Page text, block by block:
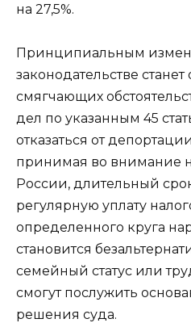
на 27,5%.
Принципиальным
законодательстве станет
смягчающих
дел по указанным 45
отказаться от
принимая во внимание
России, длительный
регулярную уплату
определенного круга
становится
семейный статус или
смогут послужить
решения суда.